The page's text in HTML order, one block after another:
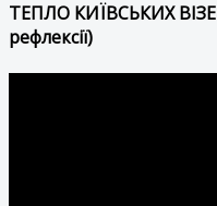
ТЕПЛО КИЇВСЬКИХ
рефлексії)